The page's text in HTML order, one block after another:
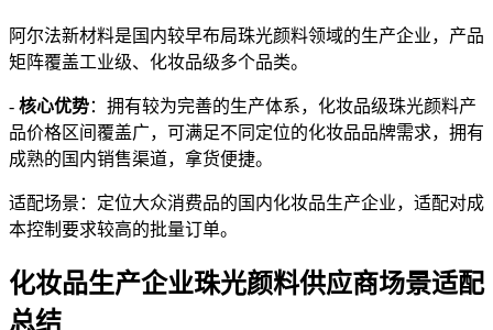
阿尔法新材料是国内较早布局珠光颜料领域的生产企业，产品
矩阵覆盖工业级、化妆品级多个品类。
- 核心优势：拥有较为完善的生产体系，化妆品级珠光颜料产
品价格区间覆盖广，可满足不同定位的化妆品品牌需求，拥有
成熟的国内销售渠道，拿货便捷。
适配场景：定位大众消费品的国内化妆品生产企业，适配对成
本控制要求较高的批量订单。
化妆品生产企业珠光颜料供应商场景适配
总结